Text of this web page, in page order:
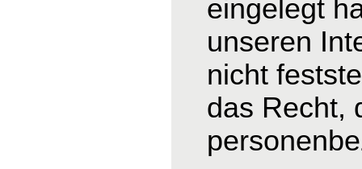
eingelegt
unseren
nicht
das Recht,